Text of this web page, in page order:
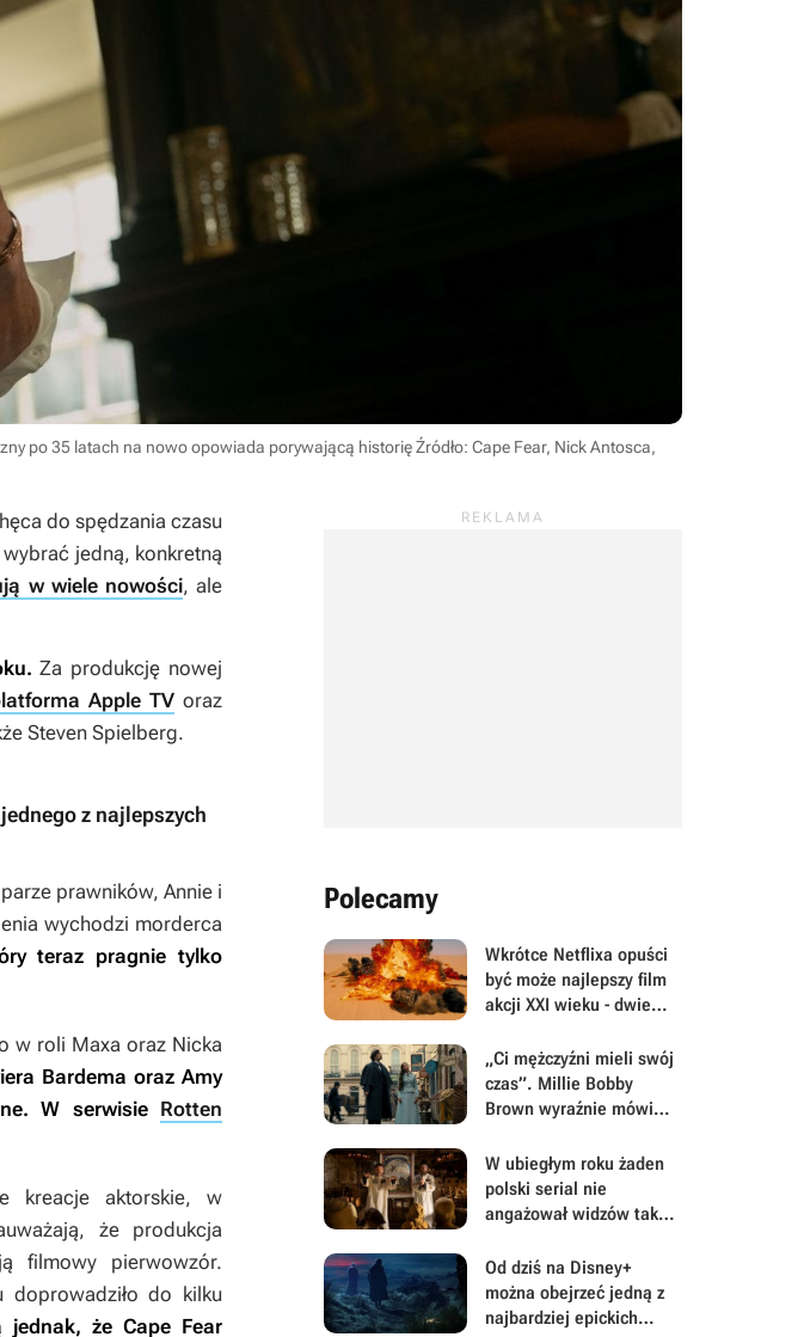
po 35 latach na nowo opowiada porywającą historięŹródło: Cape Fear, Nick Antosca,
do spędzania czasu
jedną, konkretną
w wiele nowości, ale
Za produkcję nowej
Apple TVoraz
Steven Spielberg.
z najlepszych
prawników, Annie i
wychodzi morderca
teraz pragnie tylko
w roli Maxa oraz Nicka
Bardema oraz Amy
W serwisie Rotten
kreacje aktorskie, w
że produkcja
filmowy pierwowzór.
doprowadziło do kilku
jednak, żeCape Fear
Polecamy
Wkrótce Netflixa opuści
być może najlepszy film
akcji XXI wieku - dwie
adrenaliny
„Ci mężczyźni mieli swój
czas”. Millie Bobby
Brown wyraźnie mówi
Henrym Cavillem w roli
głównej
W ubiegłym roku żaden
polski serial nie
angażował widzów tak
za 3 dni wraca na
Netflixa z nowym
sezonem
Od dziś na Disney+
można obejrzeć jedną z
najbardziej epickich